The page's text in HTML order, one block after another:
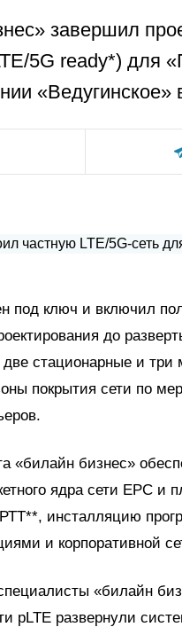
завершил
5G ready*) для
«Ведугинское»
под ключ и включил
до
две стационарные и
покрытия сети по
«билайн бизнес»
ядра сети EPС и
инсталляцию
и корпоративной
«билайн
pLTE развернули